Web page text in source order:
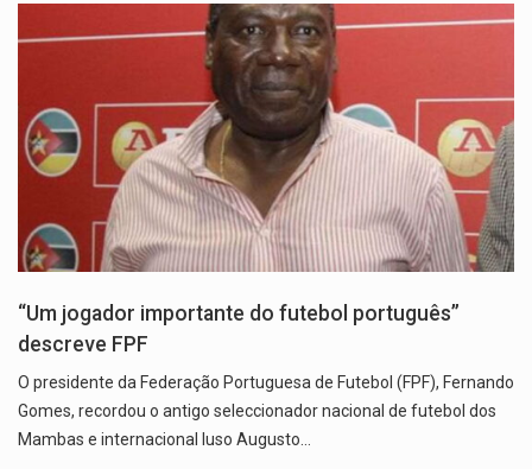
“Um jogador importante do futebol português”
descreve FPF
O presidente da Federação Portuguesa de Futebol (FPF), Fernando
Gomes, recordou o antigo seleccionador nacional de futebol dos
Mambas e internacional luso Augusto…